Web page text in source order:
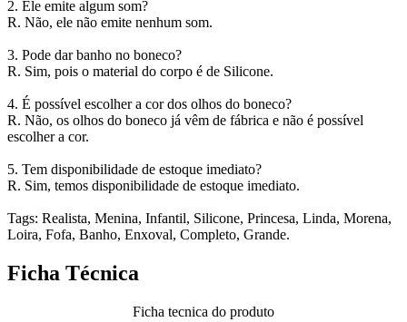
2. Ele emite algum som?
R. Não, ele não emite nenhum som.
3. Pode dar banho no boneco?
R. Sim, pois o material do corpo é de Silicone.
4. É possível escolher a cor dos olhos do boneco?
R. Não, os olhos do boneco já vêm de fábrica e não é possível
escolher a cor.
5. Tem disponibilidade de estoque imediato?
R. Sim, temos disponibilidade de estoque imediato.
Tags: Realista, Menina, Infantil, Silicone, Princesa, Linda, Morena,
Loira, Fofa, Banho, Enxoval, Completo, Grande.
Ficha Técnica
Ficha tecnica do produto